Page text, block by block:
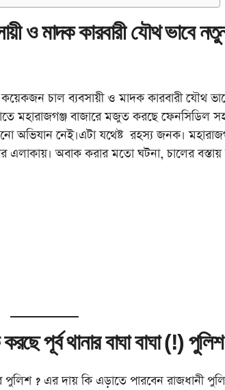
ও মাদক কারবারী যৌথ ভাবে
কয়েকজন চাল ব্যবসায়ী ও মাদক কারবারী যৌথ
মহারাজগঞ্জ বাজারে মজুত করছে ফেনসিডিল
অভিযান নেই।এটা যথেষ্ট রহস্য জনক।
এলাকায়। অবাক করার মতো ঘটনা, চালের
পূর্ব থানার বাঘা বাঘা (!)
পুলিশ ? এর দায় কি এড়াতে পারবেন রাজধানী